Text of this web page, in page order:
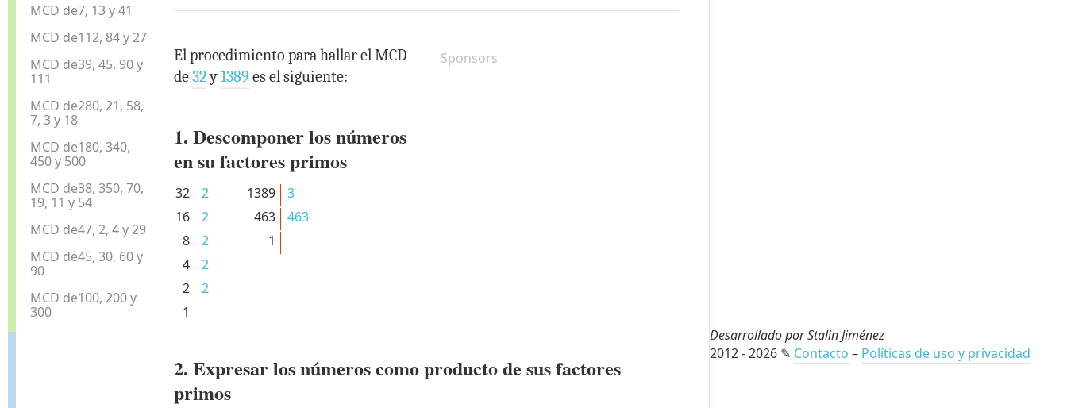
MCD de7, 13 y 41
MCD de112, 84 y 27
MCD de39, 45, 90 y
111
MCD de280, 21, 58,
7, 3 y 18
MCD de180, 340,
450 y 500
MCD de38, 350, 70,
19, 11 y 54
MCD de47, 2, 4 y 29
MCD de45, 30, 60 y
90
MCD de100, 200 y
300
Sponsors
El procedimiento para hallar el MCD
de32y1389 es el siguiente:
1. Descomponer los números
en su factores primos
32
2
16
2
8
2
4
2
2
2
1
1389
3
463
463
1
2. Expresar los números como producto de sus factores
primos
Desarrollado por Stalin Jiménez
2012 - 2026 ✎ Contacto – Políticas de uso y privacidad